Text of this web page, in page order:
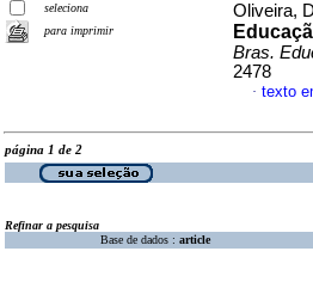
seleciona
para imprimir
Oliveira,
Bras.
2478
· texto
página 1 de 2
Refinar a pesquisa
Base de dados : article